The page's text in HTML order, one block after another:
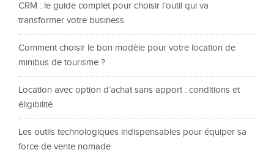
CRM : le guide complet pour choisir l’outil qui va
transformer votre business
Comment choisir le bon modèle pour votre location de
minibus de tourisme ?
Location avec option d’achat sans apport : conditions et
éligibilité
Les outils technologiques indispensables pour équiper sa
force de vente nomade